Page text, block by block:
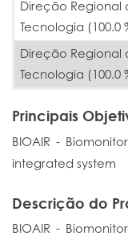
Direção Regional
Tecnologia (100.0
Direção Regional
Tecnologia (100.0
Principais
BIOAIR -
integrated system
Descrição do
BIOAIR -